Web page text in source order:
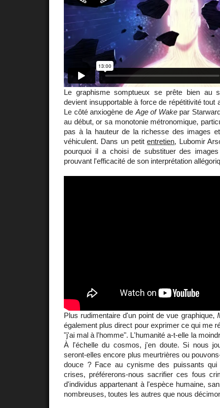
Le graphisme somptueux se prête bien au
devient insupportable à force de répétitivité tout
Le côté anxiogène de Age of Wakepar
au début, or sa monotonie métronomique,
pas à la hauteur de la richesse des images
véhiculent. Dans un petitentretien, Lubomir
pourquoi il a choisi de substituer des
prouvant l'efficacité de son interprétation
Plus rudimentaire d'un point de vue graphique,
également plus direct pour exprimer ce qui me
"j'ai mal à l'homme". L'humanité a-t-elle la
À l'échelle du cosmos, j'en doute. Si nous
seront-elles encore plus meurtrières ou
douce ? Face au cynisme des puissants
crises, préférerons-nous sacrifier ces fous
d'individus appartenant à l'espèce humaine,
nombreuses, toutes les autres que nous